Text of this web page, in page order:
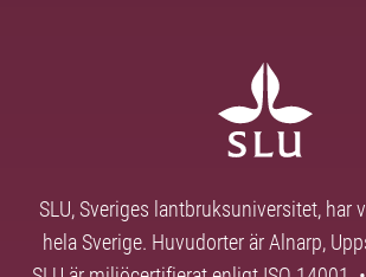
SLU, Sveriges lantbruksuniversitet, har
hela Sverige. Huvudorter är Alnarp,